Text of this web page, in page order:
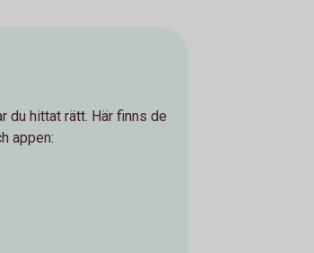
du hittat rätt. Här finns de
appen: